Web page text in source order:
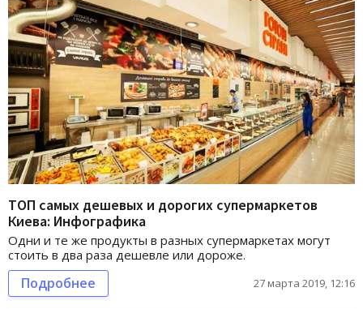
ТОП самых дешевых и дорогих супермаркетов
Киева: Инфографика
Одни и те же продукты в разных супермаркетах могут
стоить в два раза дешевле или дороже.
Подробнее 27 марта 2019, 12:16